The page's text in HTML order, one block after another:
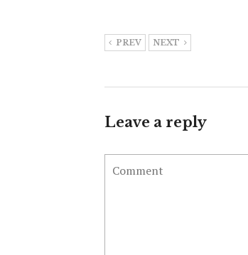
PREV NEXT
Leave a reply